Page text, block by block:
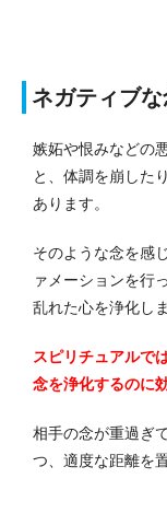
ネガティブ
嫉妬や恨みなどの
と、体調を崩した
あります。
そのような念を感
ァメーションを行
乱れた心を浄化し
スピリチュアルで
念を浄化するのに
相手の念が重過ぎ
つ、適度な距離を